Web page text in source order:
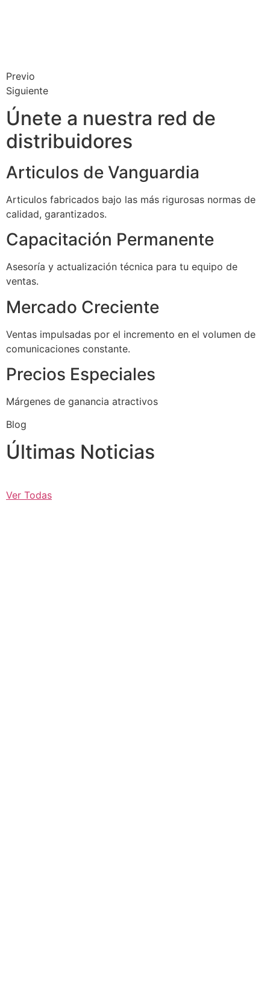
Previo
Siguiente
Únete a nuestra red de
distribuidores
Articulos de Vanguardia
Articulos fabricados bajo las más rigurosas normas de
calidad, garantizados.
Capacitación Permanente
Asesoría y actualización técnica para tu equipo de
ventas.
Mercado Creciente
Ventas impulsadas por el incremento en el volumen de
comunicaciones constante.
Precios Especiales
Márgenes de ganancia atractivos
Blog
Últimas Noticias
Ver Todas